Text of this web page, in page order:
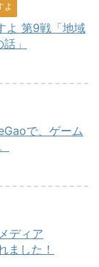
よ
第9戦「地域
」
で、ゲーム
ディア
ました！